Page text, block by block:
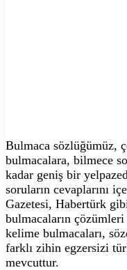
Bulmaca sözlüğümüz,
bulmacalara, bilmece
kadar geniş bir
soruların cevaplarını
Gazetesi, Habertürk
bulmacaların
kelime bulmacaları,
farklı zihin egzersizi
mevcuttur.